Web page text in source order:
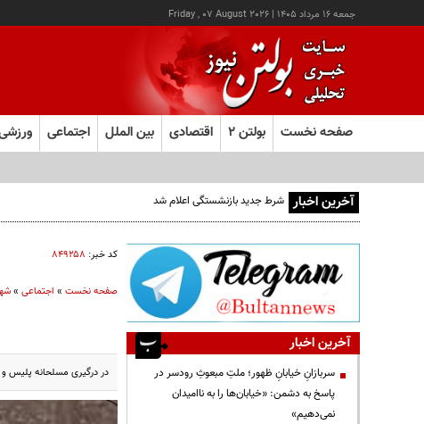
جمعه ۱۶ مرداد ۱۴۰۵ |
Friday , 07 August 2026
صفحه نخست بولتن ۲ اقتصادی بین الملل اجتماعی
آخرین اخبار شرط جدید بازنشستگی اعلام شد
کد خبر: ۸۴۹۲۵۸
صفحه نخست» اجتماعی»
در درگیری مسلحانه پلیس و
آخرین اخبار
سربازانِ خیابانِ ظهور؛ ملتِ مبعوثِ رودسر در
پاسخ به دشمن: «خیابان‌ها را به ناامیدان
نمی‌دهیم»